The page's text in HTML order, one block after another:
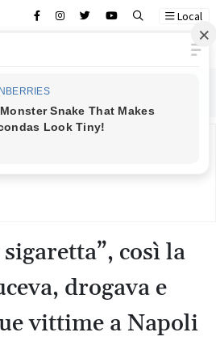
Local
così la mantide seduceva, drogava e
così la
drogava e
vittime a Napoli